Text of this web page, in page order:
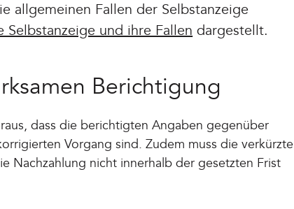
allgemeinen Fallen der Selbstanzeige
Selbstanzeige und ihre Fallen dargestellt.
Berichtigung
dass die berichtigten Angaben gegenüber
Vorgang sind. Zudem muss die verkürzte
Nachzahlung nicht innerhalb der gesetzten Frist